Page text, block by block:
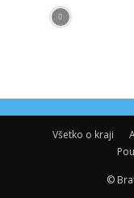
Všetko o kraji
©